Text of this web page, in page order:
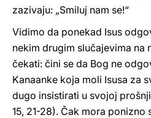
zazivaju: „Smiluj nam se!“
Vidimo da ponekad Isus
nekim drugim slučajevima na
čekati: čini se da Bog ne
Kanaanke koja moli Isusa za
dugo insistirati u svojoj
15, 21-28). Čak mora